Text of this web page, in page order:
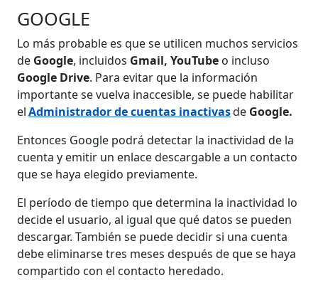
GOOGLE
Lo más probable es que se utilicen muchos servicios
de Google, incluidos Gmail, YouTube o incluso
Google Drive. Para evitar que la información
importante se vuelva inaccesible, se puede habilitar
elAdministrador de cuentas inactivasde Google.
Entonces Google podrá detectar la inactividad de la
cuenta y emitir un enlace descargable a un contacto
que se haya elegido previamente.
El período de tiempo que determina la inactividad lo
decide el usuario, al igual que qué datos se pueden
descargar. También se puede decidir si una cuenta
debe eliminarse tres meses después de que se haya
compartido con el contacto heredado.